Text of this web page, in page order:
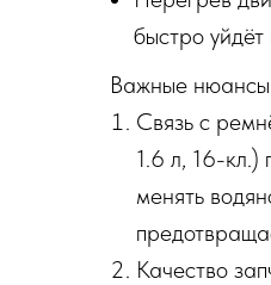
быстро
Важные
Связь с
1.6 л, 16-кл.)
менять
Качество